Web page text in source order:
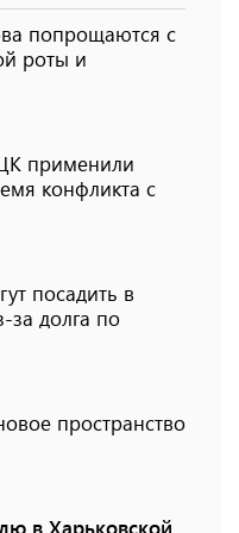
попрощаются с
роты и
применили
конфликта с
посадить в
за долга по
пространство
в Харьковской